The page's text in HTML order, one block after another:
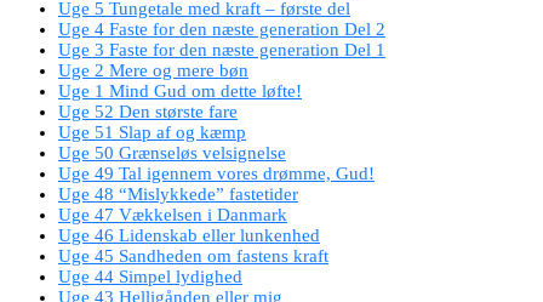
Uge 5 Tungetale med kraft – første del
Uge 4 Faste for den næste generation Del 2
Uge 3 Faste for den næste generation Del 1
Uge 2 Mere og mere bøn
Uge 1 Mind Gud om dette løfte!
Uge 52 Den største fare
Uge 51 Slap af og kæmp
Uge 50 Grænseløs velsignelse
Uge 49 Tal igennem vores drømme, Gud!
Uge 48 “Mislykkede” fastetider
Uge 47 Vækkelsen i Danmark
Uge 46 Lidenskab eller lunkenhed
Uge 45 Sandheden om fastens kraft
Uge 44 Simpel lydighed
Uge 43 Helligånden eller mig